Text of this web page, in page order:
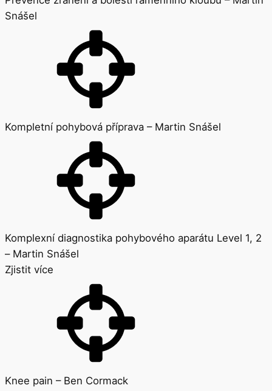
Snášel
Kompletní pohybová příprava – Martin Snášel
Komplexní diagnostika pohybového aparátu Level 1, 2
– Martin Snášel
Zjistit více
Knee pain – Ben Cormack